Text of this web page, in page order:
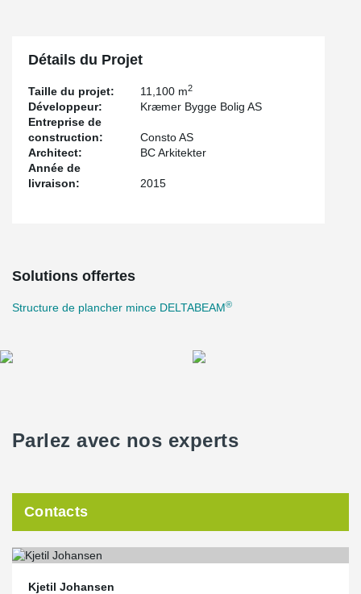
Détails du Projet
Taille du projet: 11,100 m2
Développeur:
Kræmer Bygge Bolig AS
Entreprise de
construction:
Consto AS
Architect:
BC Arkitekter
Année de
livraison:
2015
Solutions offertes
Structure de plancher mince DELTABEAM®
Parlez avec nos experts
Contacts
Kjetil Johansen